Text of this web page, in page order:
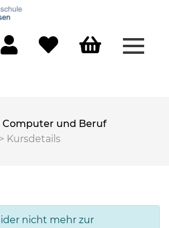
Computer und Beruf
Kursdetails
nicht mehr zur